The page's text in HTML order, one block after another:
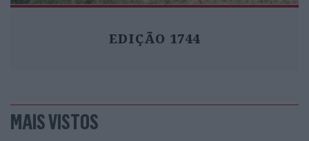
EDIÇÃO 1744
MAIS VISTOS